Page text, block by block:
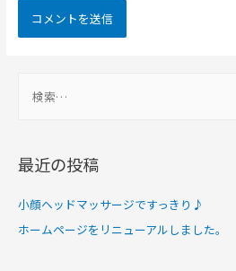
最近の投稿
小顔ヘッドマッサージですっきり♪
ホームページをリニューアルしました。